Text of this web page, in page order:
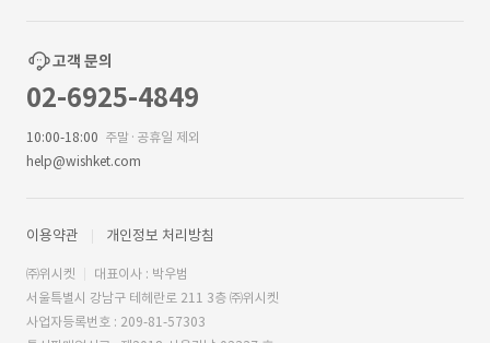
고객 문의
02-6925-4849
10:00-18:00 주말·공휴일 제외
help@wishket.com
이용약관 개인정보 처리방침
㈜위시켓
대표이사 : 박우범
서울특별시 강남구 테헤란로 211 3층 ㈜위시켓
사업자등록번호 : 209-81-57303